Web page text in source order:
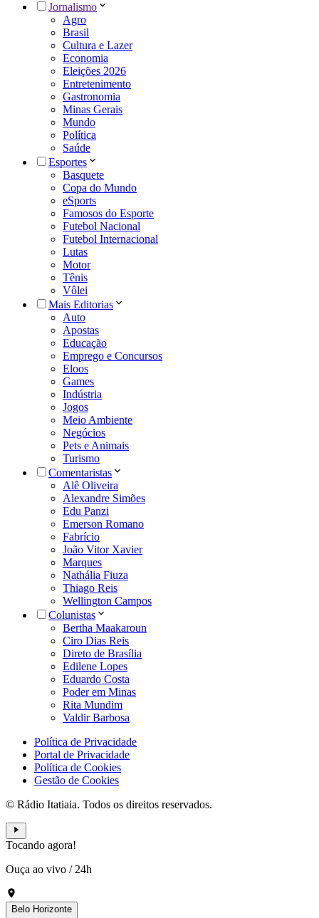
Jornalismo
Agro
Brasil
Cultura e Lazer
Economia
Eleições 2026
Entretenimento
Gastronomia
Minas Gerais
Mundo
Política
Saúde
Esportes
Basquete
Copa do Mundo
eSports
Famosos do Esporte
Futebol Nacional
Futebol Internacional
Lutas
Motor
Tênis
Vôlei
Mais Editorias
Auto
Apostas
Educação
Emprego e Concursos
Eloos
Games
Indústria
Jogos
Meio Ambiente
Negócios
Pets e Animais
Turismo
Comentaristas
Alê Oliveira
Alexandre Simões
Edu Panzi
Emerson Romano
Fabrício
João Vitor Xavier
Marques
Nathália Fiuza
Thiago Reis
Wellington Campos
Colunistas
Bertha Maakaroun
Ciro Dias Reis
Direto de Brasília
Edilene Lopes
Eduardo Costa
Poder em Minas
Rita Mundim
Valdir Barbosa
Política de Privacidade
Portal de Privacidade
Política de Cookies
Gestão de Cookies
© Rádio Itatiaia. Todos os direitos reservados.
Tocando agora!
Ouça ao vivo / 24h
Belo Horizonte